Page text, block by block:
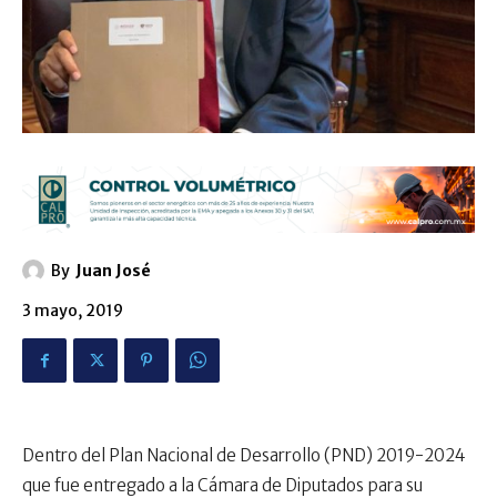
By Juan José
3 mayo, 2019
Dentro del Plan Nacional de Desarrollo (PND) 2019-2024
que fue entregado a la Cámara de Diputados para su